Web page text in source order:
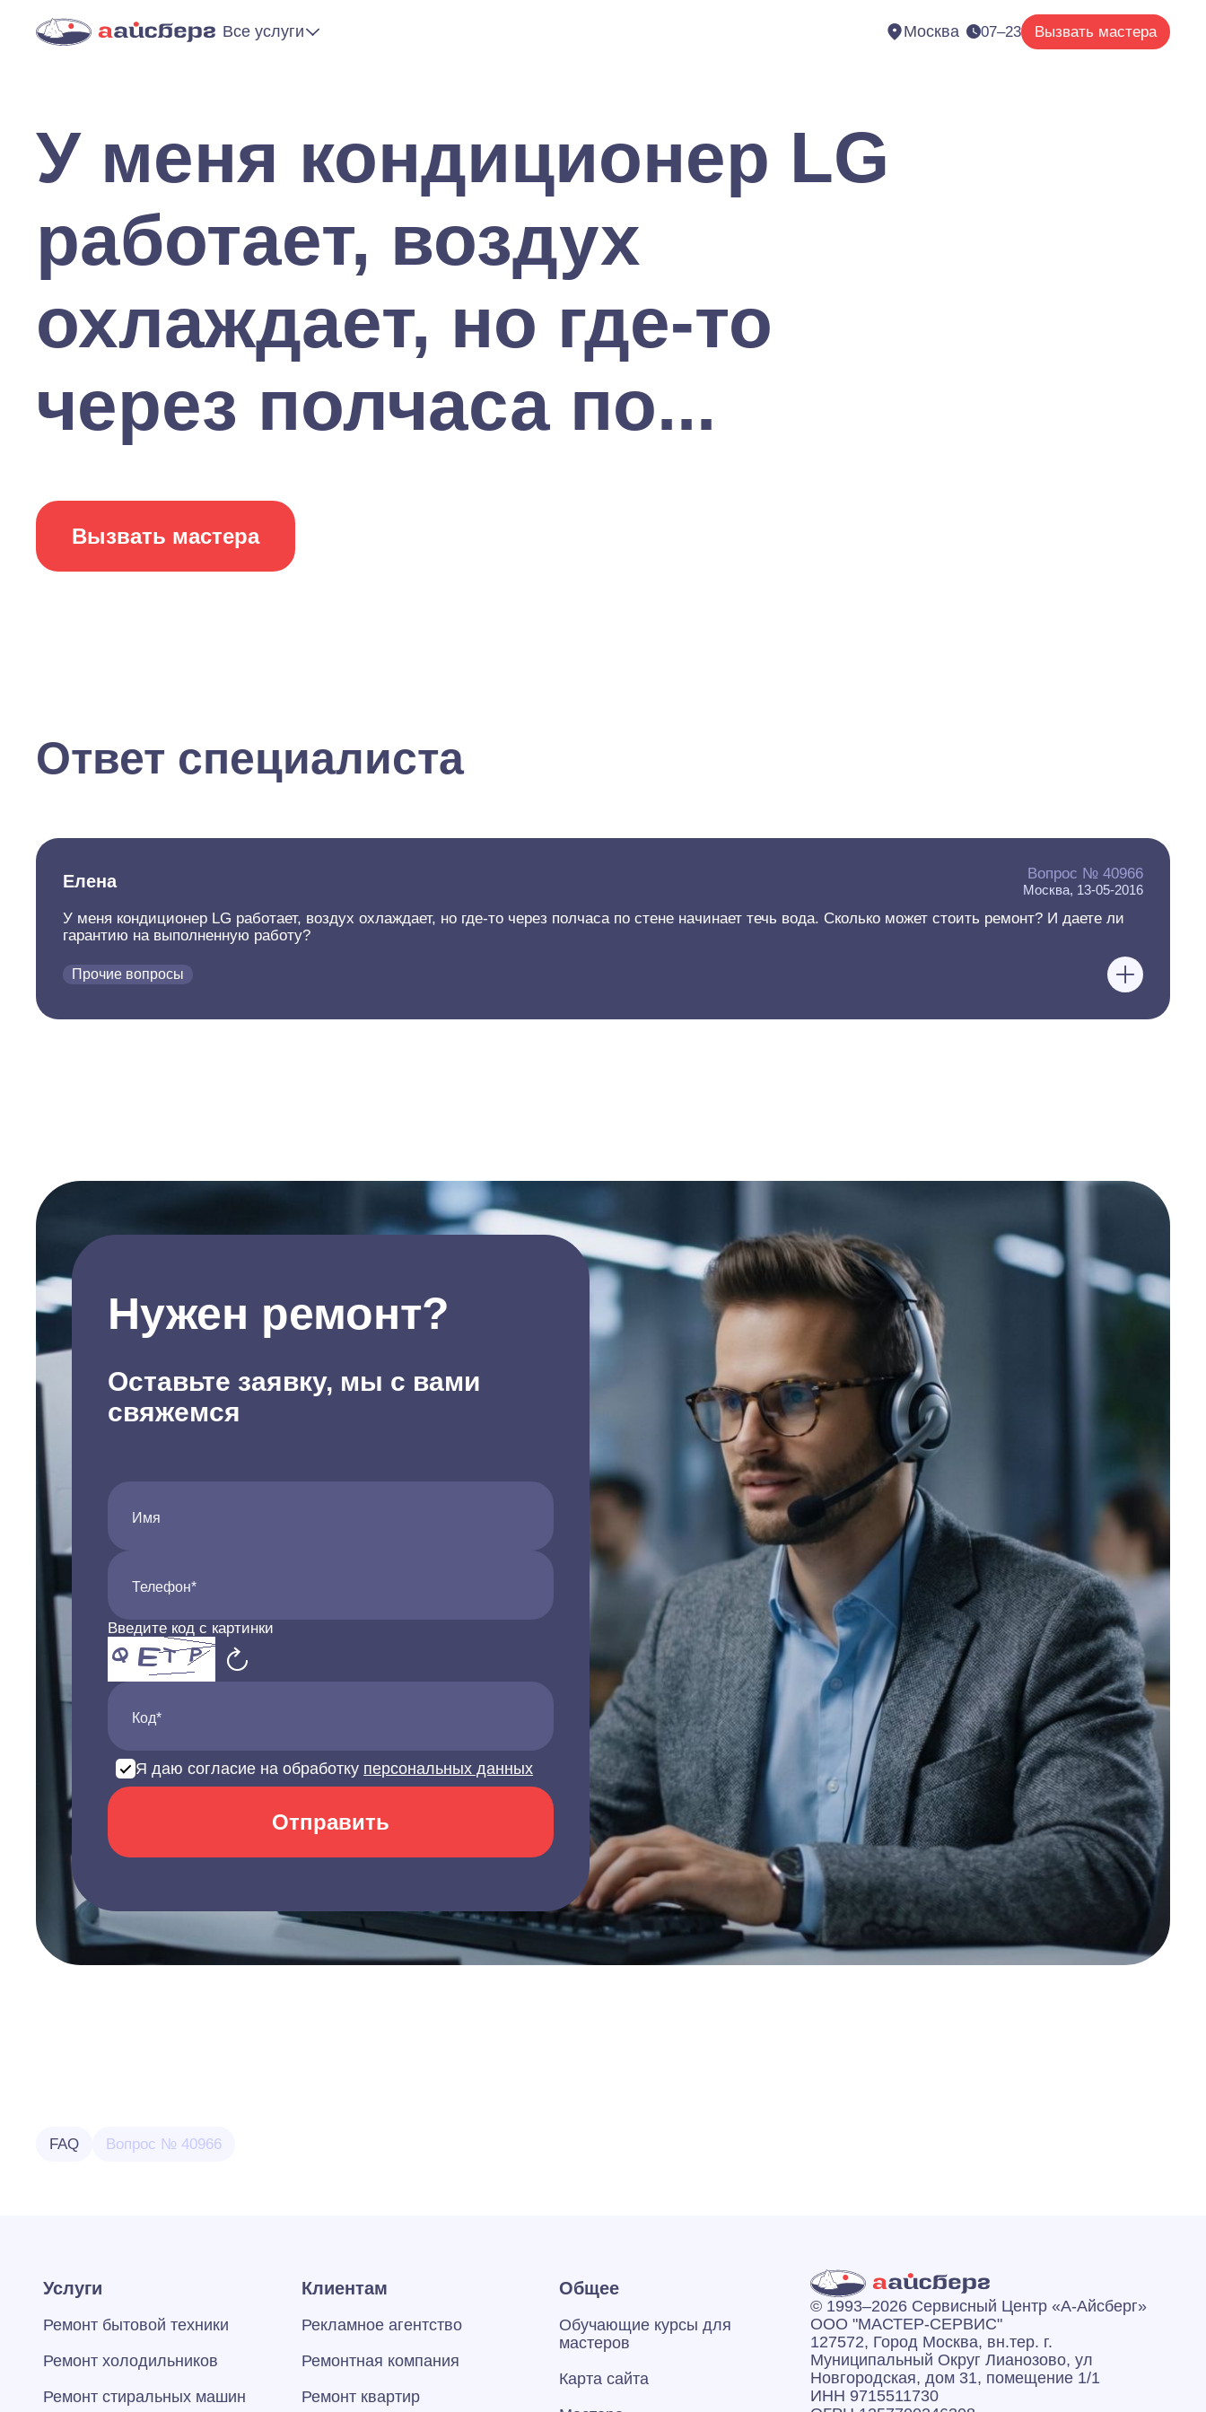
Все услуги Москва 07–23 Вызвать мастера
У меня кондиционер LG
работает, воздух
охлаждает, но где-то
через полчаса по...
Вызвать мастера
Ответ специалиста
Елена Вопрос № 40966
Москва, 13-05-2016
У меня кондиционер LG работает, воздух охлаждает, но где-то через полчаса по стене начинает течь вода. Сколько может стоить ремонт? И даете ли
гарантию на выполненную работу?
Прочие вопросы
Нужен ремонт?
Оставьте заявку, мы с вами
свяжемся
Имя
Телефон*
Введите код с картинки
Код*
Я даю согласие на обработку персональных данных
Отправить
FAQ Вопрос № 40966
Услуги
Ремонт бытовой техники
Ремонт холодильников
Ремонт стиральных машин
Клиентам
Рекламное агентство
Ремонтная компания
Ремонт квартир
Общее
Обучающие курсы для
мастеров
Карта сайта
© 1993–2026 Сервисный Центр «А‑Айсберг»
ООО "МАСТЕР-СЕРВИС"
127572, Город Москва, вн.тер. г.
Муниципальный Округ Лианозово, ул
Новгородская, дом 31, помещение 1/1
ИНН 9715511730